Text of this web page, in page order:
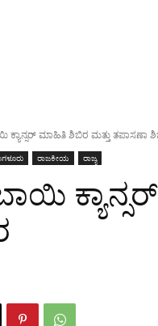
ಮಾಹಿತಿ ಶಿಬಿರ ಮತ್ತು ತಪಾಸಣಾ
ರಾಜಕೀಯ ರಾಜ್ಯ